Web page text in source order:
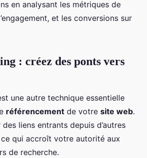
en analysant les métriques de
et les conversions sur
: créez des ponts vers
une autre technique essentielle
référencement de votre site web.
des liens entrants depuis d’autres
qui accroît votre autorité aux
de recherche.